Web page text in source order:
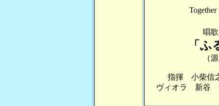
唱
「
（
指揮 小柴
ヴィオラ 新谷